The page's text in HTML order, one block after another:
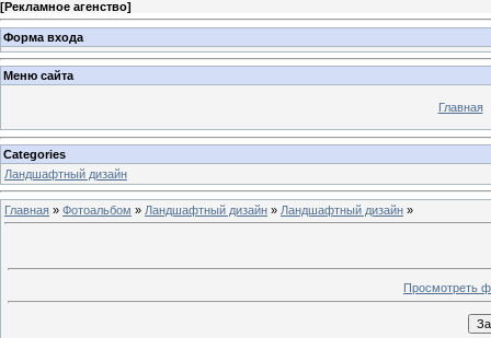
[Рекламное агенство]
Форма входа
Меню сайта
Главная
Categories
Ландшафтный дизайн
Главная » Фотоальбом » Ландшафтный дизайн » Ландшафтный дизайн »
Просмотреть